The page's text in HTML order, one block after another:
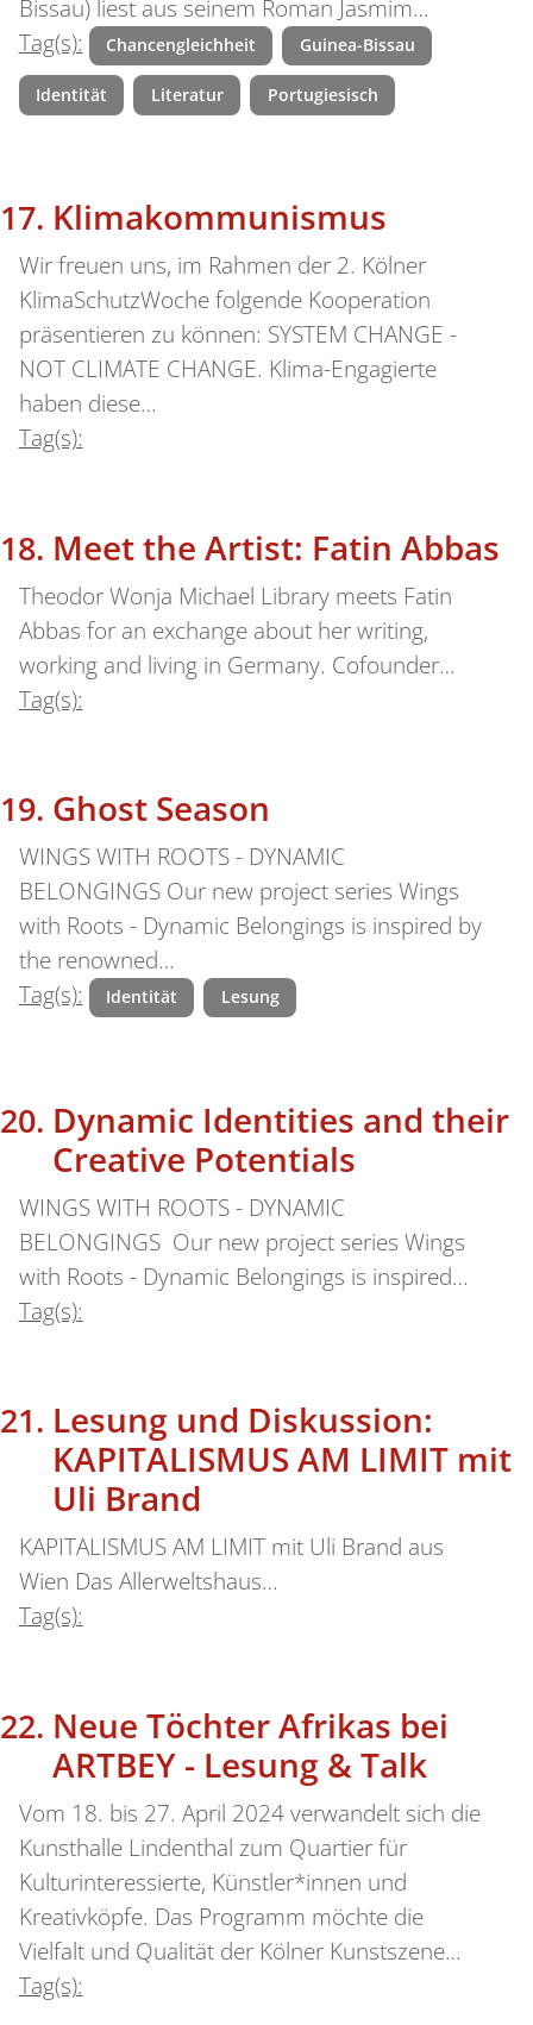
Bissau) liest aus seinem Roman Jasmim…
Tag(s):
Chancengleichheit Guinea-Bissau
Identität Literatur Portugiesisch
Klimakommunismus
Wir freuen uns, im Rahmen der 2. Kölner
KlimaSchutzWoche folgende Kooperation
präsentieren zu können: SYSTEM CHANGE -
NOT CLIMATE CHANGE. Klima-Engagierte
haben diese…
Tag(s):
Meet the Artist: Fatin Abbas
Theodor Wonja Michael Library meets Fatin
Abbas for an exchange about her writing,
working and living in Germany. Cofounder…
Tag(s):
Ghost Season
WINGS WITH ROOTS - DYNAMIC
BELONGINGS Our new project series Wings
with Roots - Dynamic Belongings is inspired by
the renowned…
Tag(s):
Identität Lesung
Dynamic Identities and their
Creative Potentials
WINGS WITH ROOTS - DYNAMIC
BELONGINGS Our new project series Wings
with Roots - Dynamic Belongings is inspired…
Tag(s):
Lesung und Diskussion:
KAPITALISMUS AM LIMIT mit
Uli Brand
KAPITALISMUS AM LIMIT mit Uli Brand aus
Wien Das Allerweltshaus…
Tag(s):
Neue Töchter Afrikas bei
ARTBEY - Lesung & Talk
Vom 18. bis 27. April 2024 verwandelt sich die
Kunsthalle Lindenthal zum Quartier für
Kulturinteressierte, Künstler*innen und
Kreativköpfe. Das Programm möchte die
Vielfalt und Qualität der Kölner Kunstszene…
Tag(s):